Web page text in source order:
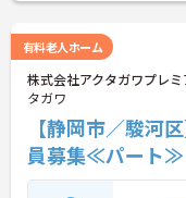
有料老人ホーム
株式会社アクタガワプレ
タガワ
【静岡市／駿河
員募集≪パート≫